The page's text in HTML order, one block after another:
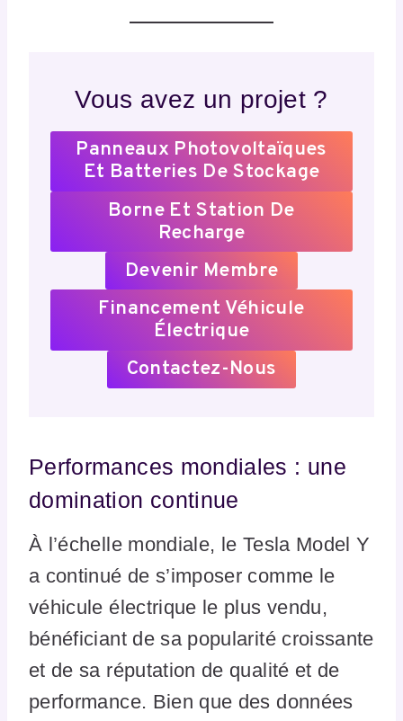
Vous avez un projet ?
Panneaux Photovoltaïques
Et Batteries De Stockage
Borne Et Station De
Recharge
Devenir Membre
Financement Véhicule
Électrique
Contactez-Nous
Performances mondiales : une
domination continue
À l’échelle mondiale, le Tesla Model Y
a continué de s’imposer comme le
véhicule électrique le plus vendu,
bénéficiant de sa popularité croissante
et de sa réputation de qualité et de
performance. Bien que des données